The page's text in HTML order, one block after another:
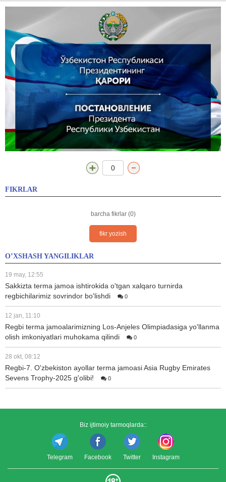
0
FIKRLAR
barcha fikrlar (0)
fikr yozish
O’XSHASH YANGILIKLAR
19 may, 12:55
Sakkizta terma jamoa ishtirokida o'tgan xalqaro turnirda
regbichilarimiz sovrindor bo'lishdi
0
12 jan, 11:10
Regbi terma jamoalarimizning Los-Anjeles Olimpiadasiga yo'llanma
olish imkoniyatlari muhokama qilindi
0
28 okt, 08:12
Regbi-7. O'zbekiston ayollar terma jamoasi Asia Rugby Emirates
Sevens Trophy-2025 g'olibi!
0
Biz ijtimoiy tarmoqlarda::
Telegram Facebook Twitter Instagram